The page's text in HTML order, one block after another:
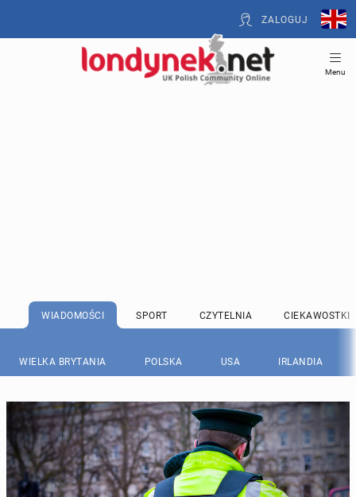
ZALOGUJ
Menu
WIADOMOŚCI SPORT CZYTELNIA CIEKAWOSTKI
WIELKA BRYTANIA POLSKA USA IRLANDIA